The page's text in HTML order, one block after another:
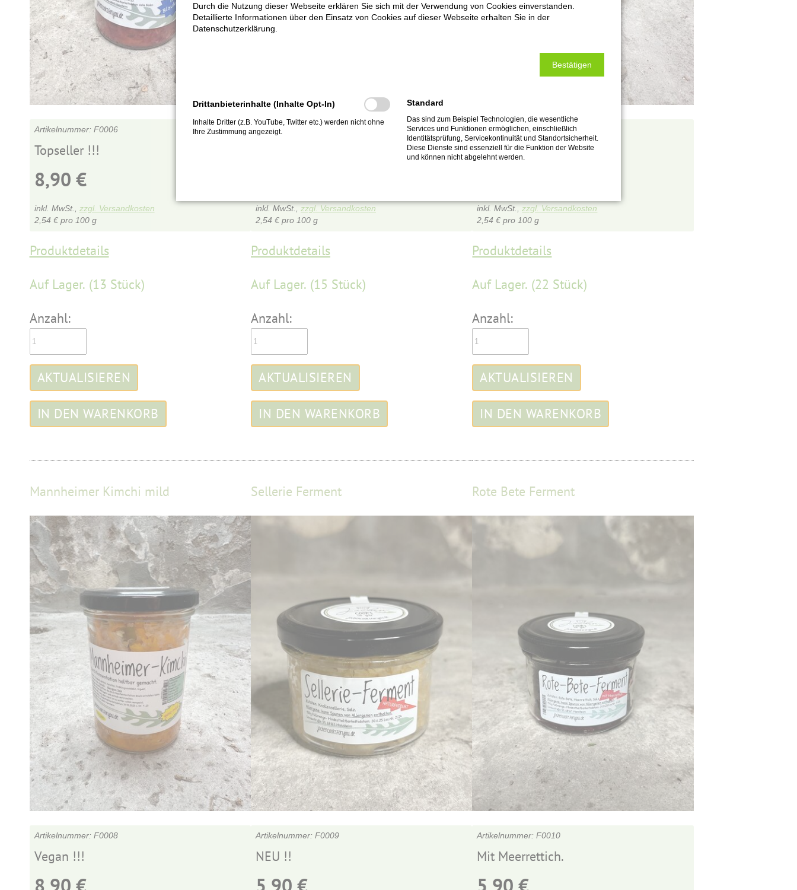
F0006
Topseller !!!
8,90 €
inkl. MwSt., zzgl. Versandkosten
2,54 €pro 100 g
Produktdetails
Auf Lager. (13 Stück)
Anzahl:
inkl. MwSt., zzgl. Versandkosten
2,54 € pro 100 g
Produktdetails
Auf Lager. (15 Stück)
Anzahl:
F0004
Vegan !!
inkl. MwSt.,zzgl. Versandkosten
2,54€ pro 100 g
Produktdetails
Auf Lager. (22 Stück)
Anzahl:
Mannheimer Kimchi mild
F0008
Vegan !!!
Sellerie Ferment
F0009
NEU !!
Rote Bete Ferment
F0010
Mit Meerrettich.
Durch die Nutzung dieser Webseite erklären Sie sich mit der Verwendung von Cookies einverstanden.
Detaillierte Informationen über den Einsatz von Cookies auf dieser Webseite erhalten Sie in der
Datenschutzerklärung.
Bestätigen
Drittanbieterinhalte (Inhalte Opt-In)
Inhalte Dritter (z.B. YouTube, Twitter etc.) werden nicht ohne
Ihre Zustimmung angezeigt.
Standard
Das sind zum Beispiel Technologien, die wesentliche
Services und Funktionen ermöglichen, einschließlich
Identitätsprüfung, Servicekontinuität und Standortsicherheit.
Diese Dienste sind essenziell für die Funktion der Website
und können nicht abgelehnt werden.